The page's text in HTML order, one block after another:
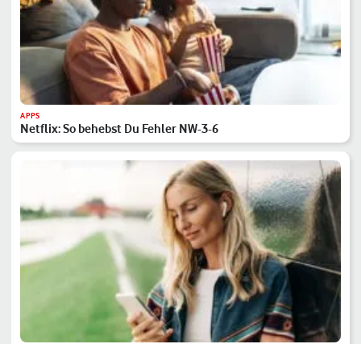
APPS
Netflix: So behebst Du Fehler NW-3-6